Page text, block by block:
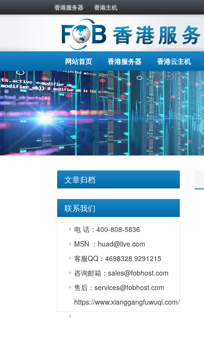
香港服务器 香港主机
网站首页 香港服务器 香港云主机
文章归档
联系我们
电 话：400-808-5836
MSN ：huad@live.com
客服QQ：4698328 9291215
咨询邮箱：sales@fobhost.com
售后：services@fobhost.com
https://www.xianggangfuwuqi.com/